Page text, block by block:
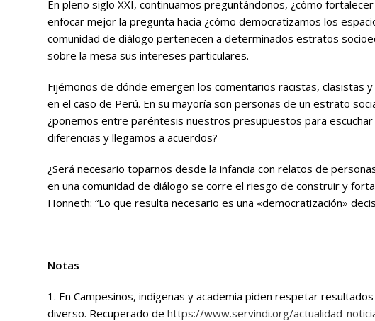
En pleno siglo XXI, continuamos preguntándonos, ¿cómo
enfocar mejor la pregunta hacia ¿cómo democratizamos los
comunidad de diálogo pertenecen a determinados estratos
sobre la mesa sus intereses particulares.
Fijémonos de dónde emergen los comentarios racistas, clasistas
en el caso de Perú. En su mayoría son personas de un estrato
¿ponemos entre paréntesis nuestros presupuestos para
diferencias y llegamos a acuerdos?
¿Será necesario toparnos desde la infancia con relatos de
en una comunidad de diálogo se corre el riesgo de construir y
Honneth: “Lo que resulta necesario es una «democratización»
Notas
1. En Campesinos, indígenas y academia piden respetar
diverso. Recuperado de https://www.servindi.org/actualidad-